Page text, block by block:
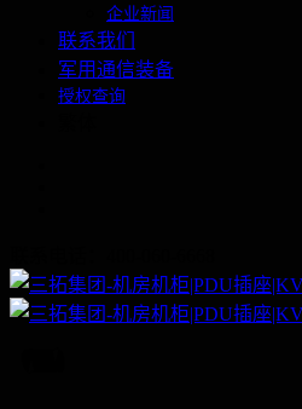
企业新闻
联系我们
军用通信装备
授权查询